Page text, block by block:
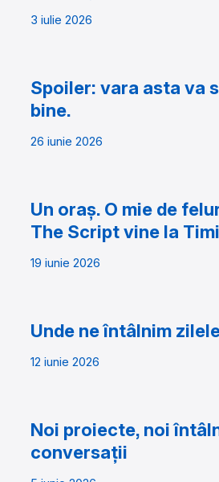
3 iulie 2026
Spoiler: vara asta va
bine.
26 iunie 2026
Un oraș. O mie de
The Script vine la
19 iunie 2026
Unde ne întâlnim
12 iunie 2026
Noi proiecte, noi
conversații